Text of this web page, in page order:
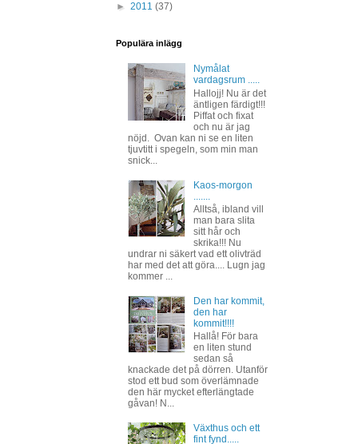
► 2011 (37)
Populära inlägg
Nymålat
vardagsrum .....
Hallojj! Nu är det
äntligen färdigt!!!
Piffat och fixat
och nu är jag
nöjd. Ovan kan ni se en liten
tjuvtitt i spegeln, som min man
snick...
Kaos-morgon
Alltså, ibland vill
man bara slita
sitt hår och
skrika!!! Nu
undrar ni säkert vad ett olivträd
har med det att göra.... Lugn jag
kommer ...
Den har kommit,
den har
kommit!!!!
Hallå! För bara
en liten stund
sedan så
knackade det på dörren. Utanför
stod ett bud som överlämnade
den här mycket efterlängtade
gåvan! N...
Växthus och ett
fint fynd.....